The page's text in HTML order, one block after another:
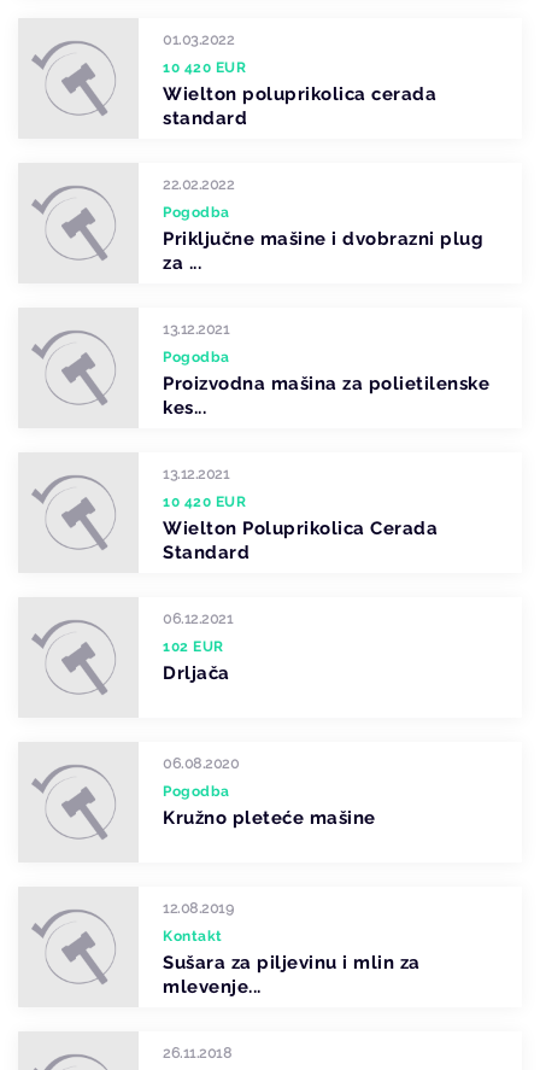
01.03.2022
10 420 EUR
Wielton poluprikolica cerada
standard
22.02.2022
Pogodba
Priključne mašine i dvobrazni plug
za ...
13.12.2021
Pogodba
Proizvodna mašina za polietilenske
kes...
13.12.2021
10 420 EUR
Wielton Poluprikolica Cerada
Standard
06.12.2021
102 EUR
Drljača
06.08.2020
Pogodba
Kružno pleteće mašine
12.08.2019
Kontakt
Sušara za piljevinu i mlin za
mlevenje...
26.11.2018